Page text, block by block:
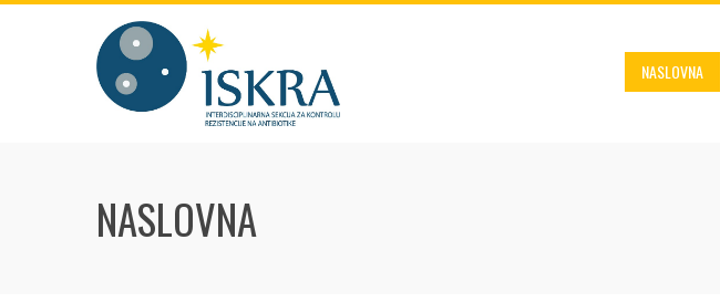
NASLOVNA
NASLOVNA